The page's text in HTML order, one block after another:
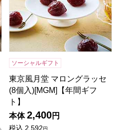
ソーシャルギフト
東京風月堂 マロングラッセ
(8個入)[MGM]【年間ギフ
ト】
本体 2,400円
税込 2,592